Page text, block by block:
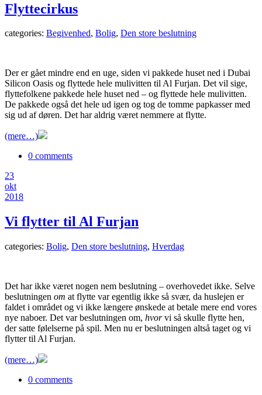
Flyttecirkus
categories: Begivenhed, Bolig, Den store beslutning
Der er gået mindre end en uge, siden vi pakkede huset ned i Dubai
Silicon Oasis og flyttede hele mulivitten til Al Furjan. Det vil sige,
flyttefolkene pakkede hele huset ned – og flyttede hele mulivitten.
De pakkede også det hele ud igen og tog de tomme papkasser med
sig ud af døren. Det har aldrig været nemmere at flytte.
(mere…)
0 comments
23
okt
2018
Vi flytter til Al Furjan
categories: Bolig, Den store beslutning, Hverdag
Det har ikke været nogen nem beslutning – overhovedet ikke. Selve
beslutningen om at flytte var egentlig ikke så svær, da huslejen er
faldet i området og vi ikke længere ønskede at betale mere end vores
nye naboer. Det var beslutningen om, hvorvi så skulle flytte hen,
der satte følelserne på spil. Men nu er beslutningen altså taget og vi
flytter til Al Furjan.
(mere…)
0 comments